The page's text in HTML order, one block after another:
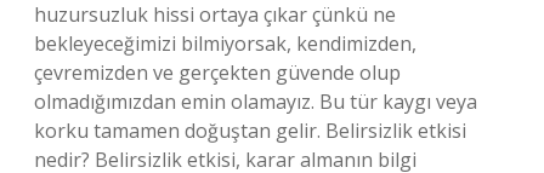
huzursuzluk hissi ortaya çıkar çünkü ne
bekleyeceğimizi bilmiyorsak, kendimizden,
çevremizden ve gerçekten güvende olup
olmadığımızdan emin olamayız. Bu tür kaygı veya
korku tamamen doğuştan gelir. Belirsizlik etkisi
nedir? Belirsizlik etkisi, karar almanın bilgi